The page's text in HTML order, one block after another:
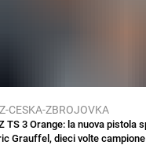
CESKA-ZBROJOVKA
TS 3 Orange: la nuova pistola
Grauffel, dieci volte